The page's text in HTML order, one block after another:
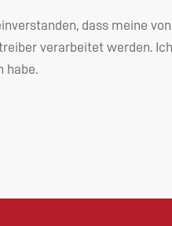
dass meine
verarbeitet werden.
habe.